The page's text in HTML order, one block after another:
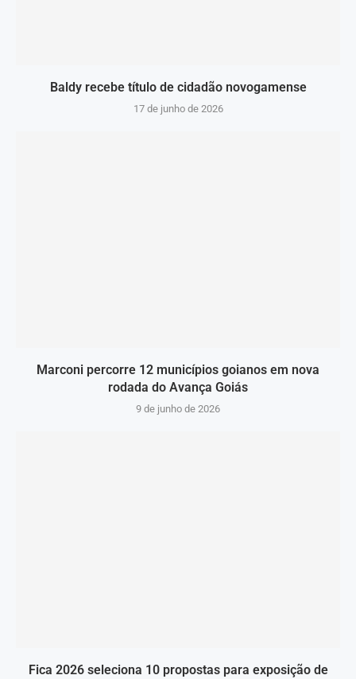
Baldy recebe título de cidadão novogamense
17 de junho de 2026
Marconi percorre 12 municípios goianos em nova
rodada do Avança Goiás
9 de junho de 2026
Fica 2026 seleciona 10 propostas para exposição de